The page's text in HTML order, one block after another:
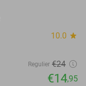
10.0 star
Regulier €24
€14,95